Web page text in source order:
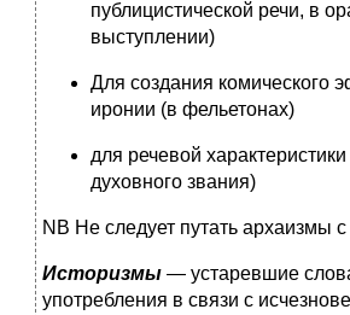
публицистической речи, в
выступлении)
Для создания комического
иронии (в фельетонах)
для речевой
духовного звания)
NB Не следует путать архаизмы
Историзмы — устаревшие
употребления в связи с